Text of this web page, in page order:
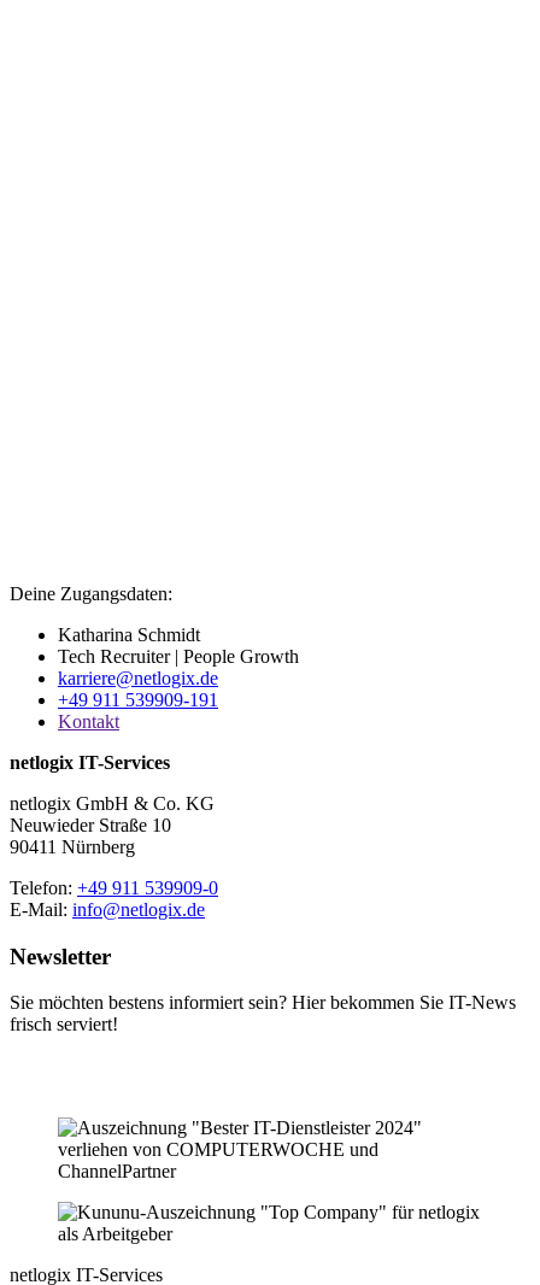
Deine Zugangsdaten:
Katharina Schmidt
Tech Recruiter | People Growth
karriere@netlogix.de
+49 911 539909-191
Kontakt
netlogix IT-Services
netlogix GmbH & Co. KG
Neuwieder Straße 10
90411 Nürnberg
Telefon: +49 911 539909-0
E-Mail: info@netlogix.de
Newsletter
Sie möchten bestens informiert sein? Hier bekommen Sie IT-News
frisch serviert!
netlogix IT-Services